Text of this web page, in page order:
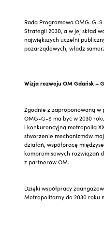
Rada Programowa OMG-G-
Strategii 2030, a w jej skład
największych uczelni
pozarządowych, władz
Wizja rozwoju OM Gdańsk –
Zgodnie z zaproponowaną w
OMG-G-S ma być w 2030
i konkurencyjną metropolią
stworzenie mechanizmów
działań, współpracę
kompromisowych rozwiązań
z partnerów OM.
Dzięki współpracy
Metropolitarny do 2030 roku